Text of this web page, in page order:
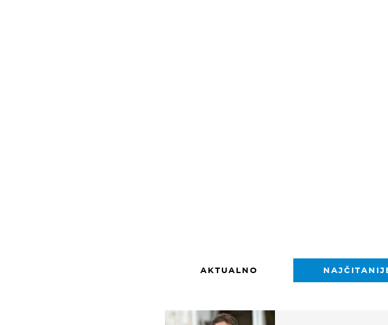
AKTUALNO